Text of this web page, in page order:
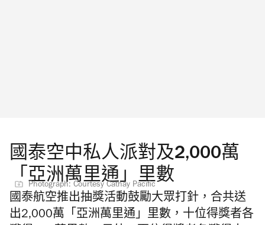
國泰空中私人派對及2,000萬
「亞洲萬里通」里數
Photograph: Courtesy Cathay Pacific
國泰航空推出抽獎活動鼓勵大眾打針，合共送
出2,000萬「亞洲萬里通」里數，十位得獎者各